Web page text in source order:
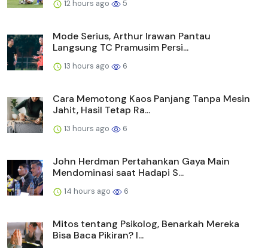
12 hours ago 5
Mode Serius, Arthur Irawan Pantau
Langsung TC Pramusim Persi...
13 hours ago 6
Cara Memotong Kaos Panjang Tanpa Mesin
Jahit, Hasil Tetap Ra...
13 hours ago 6
John Herdman Pertahankan Gaya Main
Mendominasi saat Hadapi S...
14 hours ago 6
Mitos tentang Psikolog, Benarkah Mereka
Bisa Baca Pikiran? I...